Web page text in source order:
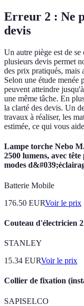
Erreur 2 : Ne
devis
Un autre piège est de
plusieurs devis permet
des prix pratiqués, mais
Selon une étude menée
peuvent atteindre
une même tâche. En
la clarté des devis. Un
travaux à réaliser, les
estimée, ce qui vous
Lampe torche Nebo
2500 lumens, avec
modes
Batterie Mobile
176.50 EURVoir le prix
Couteau d'électricien
STANLEY
15.34 EURVoir le prix
Collier de fixation
SAPISELCO